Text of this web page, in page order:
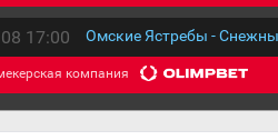
17:00 Омские Ястребы -
компания